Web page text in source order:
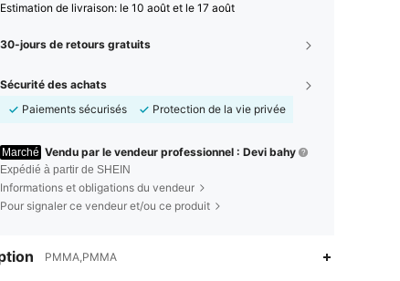
Estimation de livraison: le 10 août et le 17 août
30-jours de retours gratuits
Sécurité des achats
Paiements sécurisés
Protection de la vie privée
Marché Vendu par le vendeur professionnel : Devi bahy
Expédié à partir de SHEIN
Informations et obligations du vendeur
Pour signaler ce vendeur et/ou ce produit
PMMA,PMMA